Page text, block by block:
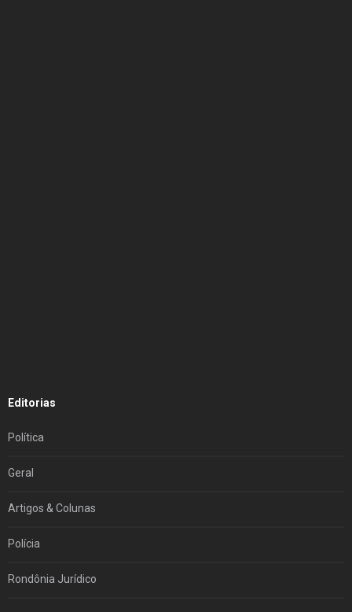
Editorias
Política
Geral
Artigos & Colunas
Polícia
Rondônia Jurídico